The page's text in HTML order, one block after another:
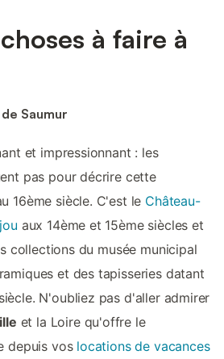
à faire à
Saumur
et impressionnant : les
pas pour décrire cette
16ème siècle. C'est le Château-
aux 14ème et 15ème siècles et
collections du musée municipal
et des tapisseries datant
N'oubliez pas d'aller admirer
et la Loire qu'offre le
depuis vos locations de vacances